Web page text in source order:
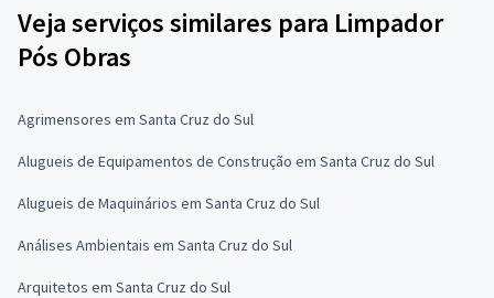
Veja serviços similares para Limpador
Pós Obras
Agrimensores em Santa Cruz do Sul
Alugueis de Equipamentos de Construção em Santa Cruz do Sul
Alugueis de Maquinários em Santa Cruz do Sul
Análises Ambientais em Santa Cruz do Sul
Arquitetos em Santa Cruz do Sul